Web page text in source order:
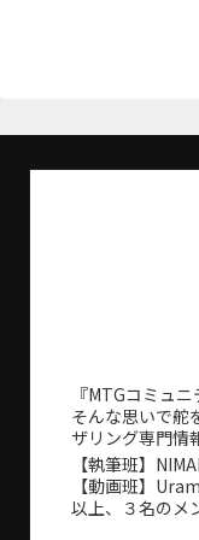
『MTGコミュ
そんな思いで舵
ザリング専門情
【執筆班】
【動画班】
以上、３名のメ